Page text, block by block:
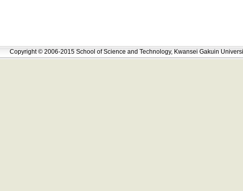
Copyright © 2006-2015 School of Science and Technology, Kwansei Gakuin